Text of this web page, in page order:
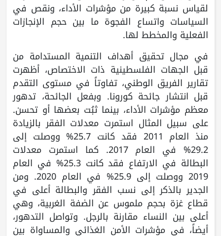
لقياس نسبة كبيرة من مؤشرات الأداء، ونقص في
السياسات واتساع الفجوة ما بين حجم الإنجازات
الفعلية والمخطط لها.
في مجال تحقيق أهداف التنمية المستدامة من
قبل الجهات الفلسطينية ذات الاختصاص، أظهرت
تقارير الفريق الوطني، تفاوتاً في مستوى التقدم
قبل انتشار جائحة كورونا. وبفعل الجائحة، تدهور
معظم مؤشرات الأداء، بينما ثبُت بعضها أو تحسن.
على سبيل المثال استمرت معدلات الفقر بالزيادة
منذ العام 2011 فقد كانت 25.7% ووصلت إلى
29.2% في العام 2017. كما استمرت معدلات
البطالة في الارتفاع فقد كانت 25.3% في العام
2019 ووصلت إلى 25.9% في العام 2020. ومن
الجدير بالذكر إلى نسب الفقر والبطالة أعلى في
قطاع غزة بحجم ملموس عن الضفة الغربية، وهي
أعلى بين النساء مقارنة بالرجل. وتواصل التدهور،
أيضاً، في مؤشرات الأمن الغذائي والمساواة بين